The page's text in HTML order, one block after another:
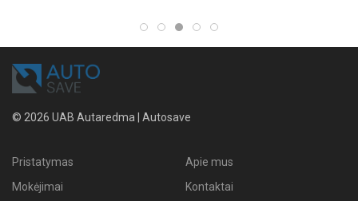
© 2026 UAB Autaredma | Autosave
Pristatymas
Mokėjimai
Apie mus
Kontaktai